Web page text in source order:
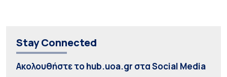
Stay Connected
Ακολουθήστε το hub.uoa.gr στα Social Media